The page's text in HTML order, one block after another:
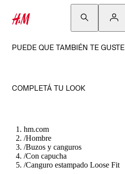
PUEDE QUE TAMBIÉN TE GUSTE
COMPLETÁ TU LOOK
hm.com
/Hombre
/Buzos y canguros
/Con capucha
/Canguro estampado Loose Fit